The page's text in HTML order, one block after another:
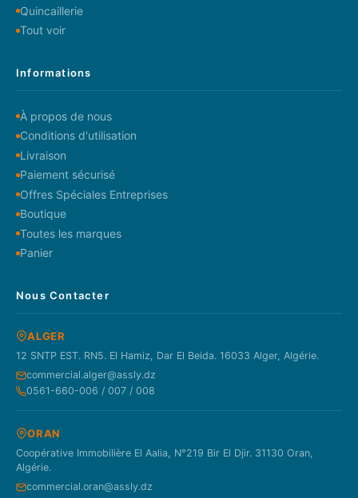
Quincaillerie
Tout voir
Informations
À propos de nous
Conditions d'utilisation
Livraison
Paiement sécurisé
Offres Spéciales Entreprises
Boutique
Toutes les marques
Panier
Nous Contacter
ALGER
12 SNTP EST. RN5. El Hamiz, Dar El Beida. 16033 Alger, Algérie.
commercial.alger@assly.dz
0561-660-006 / 007 / 008
ORAN
Coopérative Immobilière El Aalia, N°219 Bir El Djir. 31130 Oran,
Algérie.
commercial.oran@assly.dz